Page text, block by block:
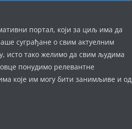
портал, који за циљ има да
суграђане о свим актуелним
исто тако желимо да свим људима
понудимо релевантне
које им могу бити занимљиве и од